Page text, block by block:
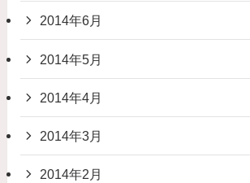
2014年6月
2014年5月
2014年4月
2014年3月
2014年2月